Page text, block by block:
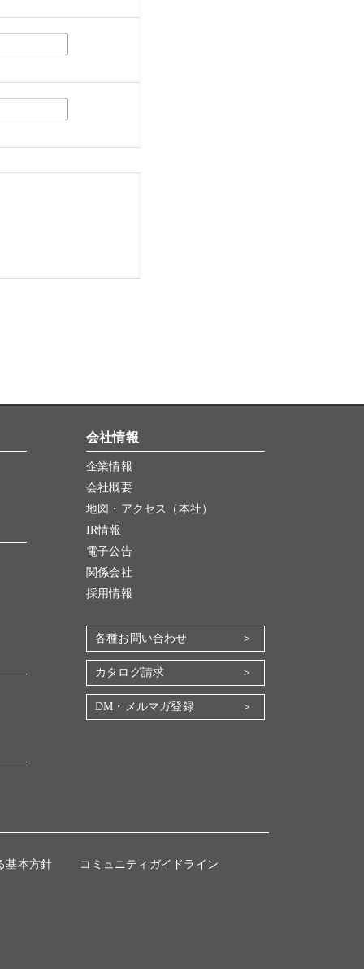
会社情報
企業情報
会社概要
地図・アクセス（本社）
IR情報
電子公告
関係会社
採用情報
各種お問い合わせ
カタログ請求
DM・メルマガ登録
基本方針 コミュニティガイドライン